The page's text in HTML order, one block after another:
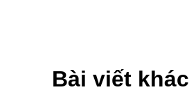
Bài viết khác